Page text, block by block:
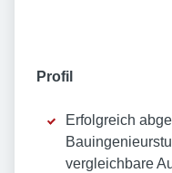
Profil
Erfolgreich
vergleichbare